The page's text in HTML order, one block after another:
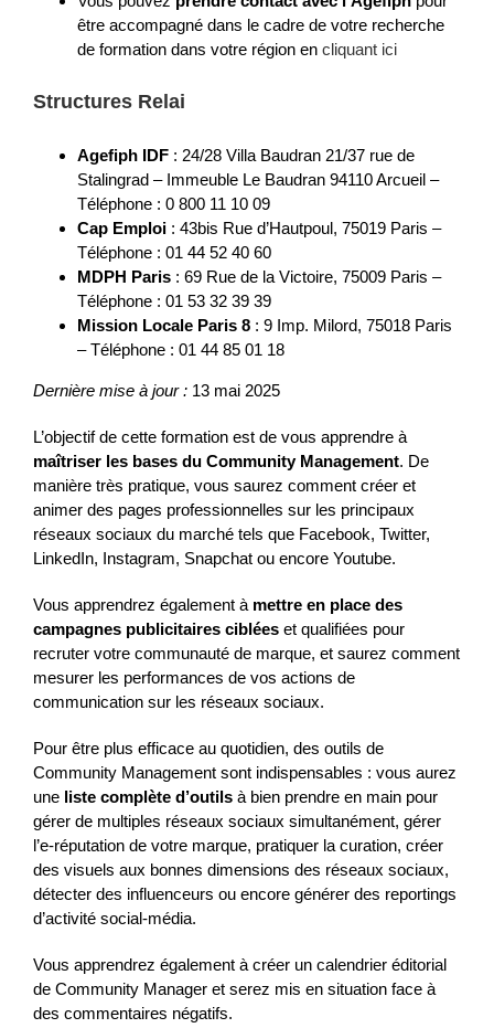
être accompagné dans le cadre de votre recherche
de formation dans votre région en cliquant ici
Structures Relai
Agefiph IDF : 24/28 Villa Baudran 21/37 rue de
Stalingrad – Immeuble Le Baudran 94110 Arcueil –
Téléphone : 0 800 11 10 09
Cap Emploi : 43bis Rue d’Hautpoul, 75019 Paris –
Téléphone : 01 44 52 40 60
MDPH Paris : 69 Rue de la Victoire, 75009 Paris –
Téléphone : 01 53 32 39 39
Mission Locale Paris 8 : 9 Imp. Milord, 75018 Paris
– Téléphone : 01 44 85 01 18
Dernière mise à jour : 13 mai 2025
L’objectif de cette formation est de vous apprendre à
maîtriser les bases du Community Management. De
manière très pratique, vous saurez comment créer et
animer des pages professionnelles sur les principaux
réseaux sociaux du marché tels que Facebook, Twitter,
LinkedIn, Instagram, Snapchat ou encore Youtube.
Vous apprendrez également à mettre en place des
campagnes publicitaires ciblées et qualifiées pour
recruter votre communauté de marque, et saurez comment
mesurer les performances de vos actions de
communication sur les réseaux sociaux.
Pour être plus efficace au quotidien, des outils de
Community Management sont indispensables : vous aurez
une liste complète d’outils à bien prendre en main pour
gérer de multiples réseaux sociaux simultanément, gérer
l’e-réputation de votre marque, pratiquer la curation, créer
des visuels aux bonnes dimensions des réseaux sociaux,
détecter des influenceurs ou encore générer des reportings
d’activité social-média.
Vous apprendrez également à créer un calendrier éditorial
de Community Manager et serez mis en situation face à
des commentaires négatifs.